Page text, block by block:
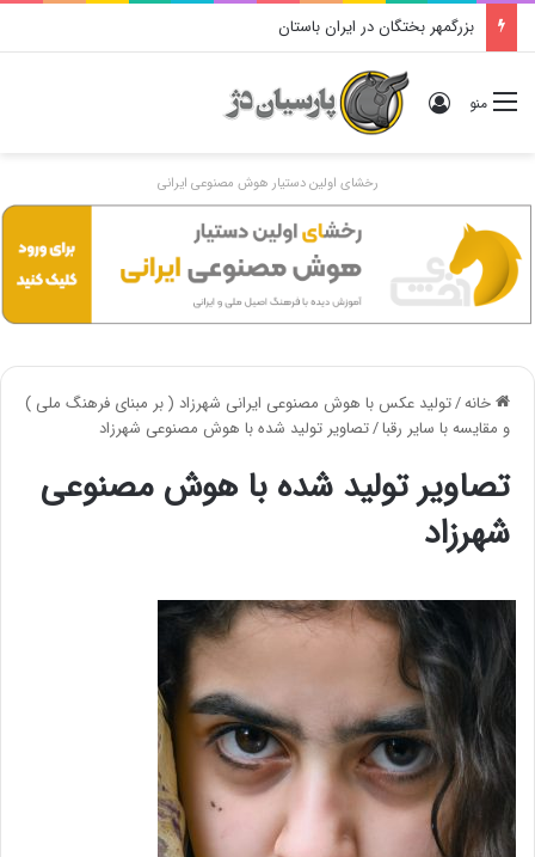
بزرگمهر بختگان در ایران باستان
منو ورود
رخشای اولین دستیار هوش مصنوعی ایرانی
خانه/تولید عکس با هوش مصنوعی ایرانی شهرزاد ( بر مبنای فرهنگ ملی )
و مقایسه با سایر رقبا/تصاویر تولید شده با هوش مصنوعی شهرزاد
تصاویر تولید شده با هوش مصنوعی
شهرزاد